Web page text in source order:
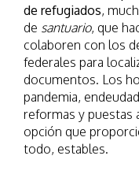
de refugiados,
de santuario, que
colaboren con los
federales para
documentos. Los
pandemia,
reformas y puestas
opción que
todo, estables.